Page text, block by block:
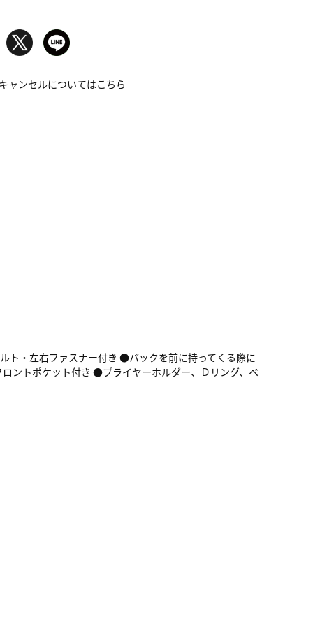
ャンセルについてはこちら
ト・左右ファスナー付き ●バックを前に持ってくる際に
ントポケット付き ●プライヤーホルダー、Ｄリング、ベ